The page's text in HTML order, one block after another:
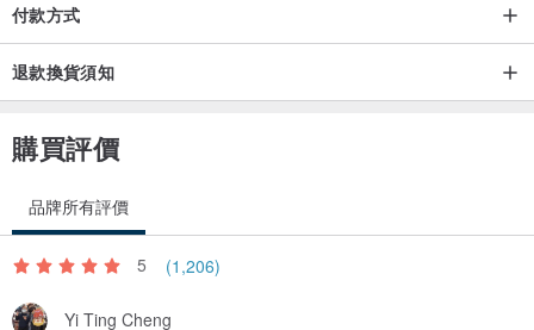
付款方式
退款換貨須知
購買評價
品牌所有評價
5 (1,206)
Yi Ting Cheng